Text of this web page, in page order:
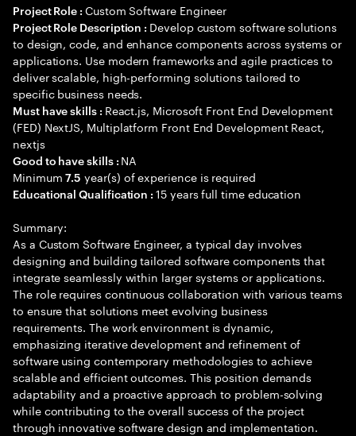
Project Role : Custom Software Engineer
Project Role Description : Develop custom software solutions
to design, code, and enhance components across systems or
applications. Use modern frameworks and agile practices to
deliver scalable, high-performing solutions tailored to
specific business needs.
Must have skills : React.js, Microsoft Front End Development
(FED) NextJS, Multiplatform Front End Development React,
nextjs
Good to have skills : NA
Minimum7.5 year(s) of experience is required
Educational Qualification :15 years full time education
Summary:
As a Custom Software Engineer, a typical day involves
designing and building tailored software components that
integrate seamlessly within larger systems or applications.
The role requires continuous collaboration with various teams
to ensure that solutions meet evolving business
requirements. The work environment is dynamic,
emphasizing iterative development and refinement of
software using contemporary methodologies to achieve
scalable and efficient outcomes. This position demands
adaptability and a proactive approach to problem-solving
while contributing to the overall success of the project
through innovative software design and implementation.